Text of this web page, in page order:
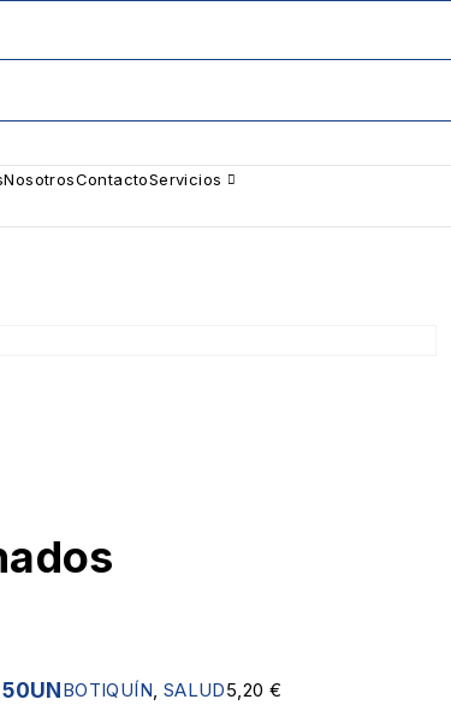
NosotrosContactoServicios
BOTIQUÍN, SALUD5,20 €